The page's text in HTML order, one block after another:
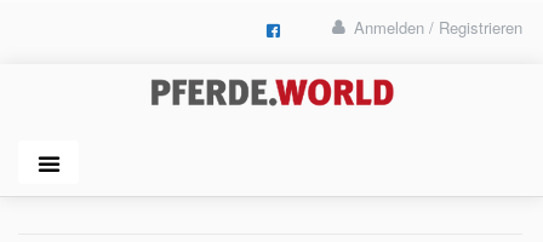
Anmelden / Registrieren